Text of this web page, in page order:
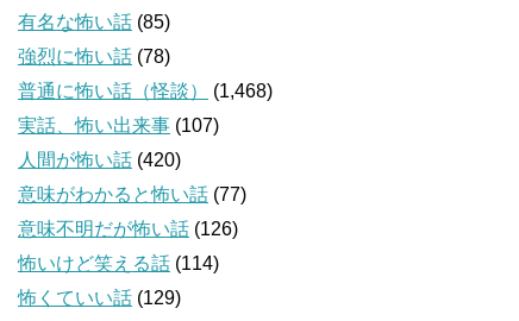
有名な怖い話 (85)
強烈に怖い話 (78)
普通に怖い話（怪談）
(1,468)
実話、怖い出来事 (107)
人間が怖い話 (420)
意味がわかると怖い話 (77)
意味不明だが怖い話 (126)
怖いけど笑える話 (114)
怖くていい話 (129)